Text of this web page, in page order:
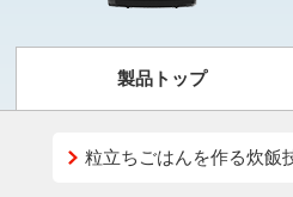
製品トップ
粒立ちごはんを作る炊飯